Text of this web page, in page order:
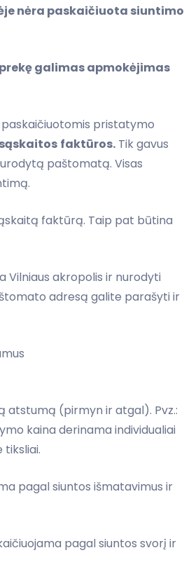
nėra paskaičiuota siuntimo
galimas apmokėjimas
pristatymo
faktūros. Tik gavus
paštomatą. Visas
faktūrą. Taip pat būtina
Vilniaus akropolis ir nurodyti
adresą galite parašyti ir
atstumą (pirmyn ir atgal). Pvz.:
kaina derinama individualiai
tiksliai.
pagal siuntos išmatavimus ir
pagal siuntos svorį ir